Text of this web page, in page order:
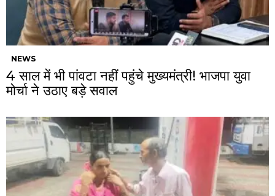
NEWS
4 साल में भी पांवटा नहीं पहुंचे मुख्यमंत्री! भाजपा युवा
मोर्चा ने उठाए बड़े सवाल